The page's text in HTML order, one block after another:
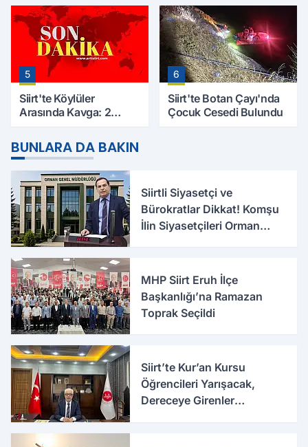
Hayatını Kaybetti
5
Siirt'te Köylüler
Arasında Kavga: 2
Ağır
6
Siirt'te Botan Çayı'nda
Çocuk Cesedi Bulundu
BUNLARA DA BAKIN
Siirtli Siyasetçi ve
Bürokratlar Dikkat! Komşu
İlin Siyasetçileri Orman
MHP Siirt Eruh İlçe
Başkanlığı’na Ramazan
Toprak Seçildi
Siirt’te Kur’an Kursu
Öğrencileri Yarışacak,
Dereceye Girenler